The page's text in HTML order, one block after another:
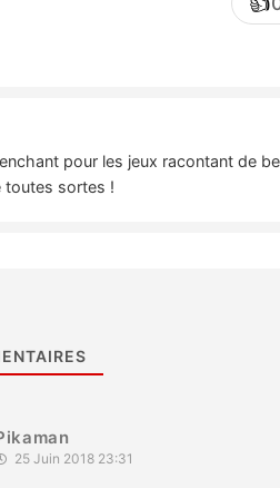
pour les jeux racontant de
toutes sortes !
25 Juin 2018 23:31